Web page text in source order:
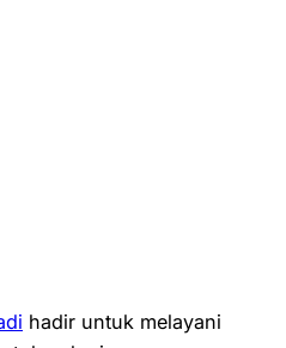
hadir untuk melayani